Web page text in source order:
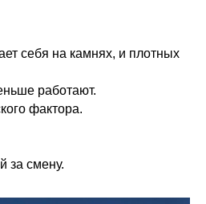
себя на камнях, и плотных
работают.
фактора.
за смену.